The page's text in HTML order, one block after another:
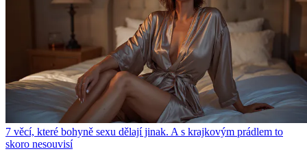
7 věcí, které bohyně sexu dělají jinak. A s krajkovým prádlem to
skoro nesouvisí